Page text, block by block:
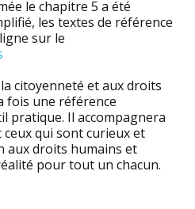
le chapitre 5 a été
les textes de référence
sur le
citoyenneté et aux droits
fois une référence
pratique. Il accompagnera
qui sont curieux et
aux droits humains et
pour tout un chacun.